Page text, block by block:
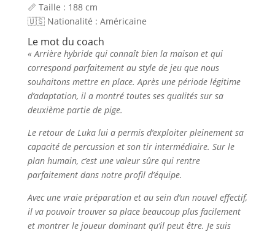
📏 Taille : 188 cm
🇺🇸 Nationalité : Américaine
Le mot du coach
« Arrière hybride qui connaît bien la maison et qui
correspond parfaitement au style de jeu que nous
souhaitons mettre en place. Après une période légitime
d’adaptation, il a montré toutes ses qualités sur sa
deuxième partie de pige.
Le retour de Luka lui a permis d’exploiter pleinement sa
capacité de percussion et son tir intermédiaire. Sur le
plan humain, c’est une valeur sûre qui rentre
parfaitement dans notre profil d’équipe.
Avec une vraie préparation et au sein d’un nouvel effectif,
il va pouvoir trouver sa place beaucoup plus facilement
et montrer le joueur dominant qu’il peut être. Je suis